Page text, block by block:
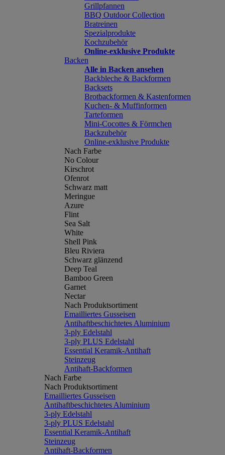
Grillpfannen
BBQ Outdoor Collection
Bratreinen
Spezialprodukte
Kochzubehör
Online-exklusive Produkte
Backen
Alle in Backen ansehen
Backbleche & Backformen
Backsets
Brotbackformen & Kastenformen
Kuchen- & Muffinformen
Tarteformen
Mini-Cocottes & Förmchen
Backzubehör
Online-exklusive Produkte
Nach Farbe
No Colour
Kirschrot
Ofenrot
Schwarz matt
Meringue
Azure
Flint
Sea Salt
White
Shell Pink
Bleu Riviera
Schwarz glänzend
Deep Teal
Bamboo Green
Garnet
Nectar
Nach Produktsortiment
Emailliertes Gusseisen
Antihaftbeschichtetes Aluminium
3-ply Edelstahl
3-ply PLUS Edelstahl
Essential Keramik-Antihaft
Steinzeug
Antihaft-Backformen
Nach Farbe
Nach Produktsortiment
Emailliertes Gusseisen
Antihaftbeschichtetes Aluminium
3-ply Edelstahl
3-ply PLUS Edelstahl
Essential Keramik-Antihaft
Steinzeug
Antihaft-Backformen